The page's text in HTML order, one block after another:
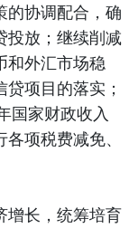
的协调配合，确
投放；继续削减
和外汇市场稳
项目的落实；
国家财政收入
项税费减免、
增长，统筹培育